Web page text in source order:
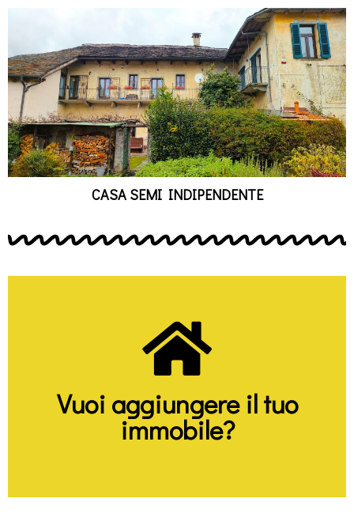
CASA SEMI INDIPENDENTE
Vuoi aggiungere il tuo
immobile?
Saremo lietissimi di formulare
assieme una proposta per la
vendita del vostro immobile